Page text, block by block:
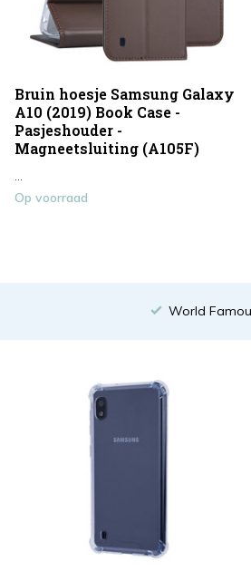
Bruin hoesje Samsung Galaxy
A10 (2019) Book Case -
Pasjeshouder -
Magneetsluiting (A105F)
...
Op voorraad
World